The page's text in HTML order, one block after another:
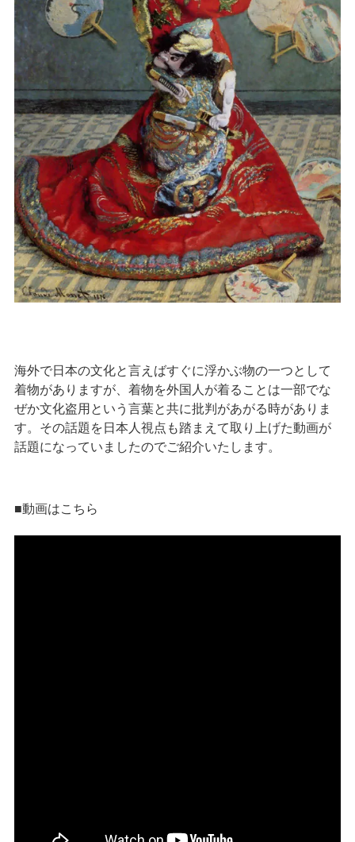
海外で日本の文化と言えばすぐに浮かぶ物の一つとして
着物がありますが、着物を外国人が着ることは一部でな
ぜか文化盗用という言葉と共に批判があがる時がありま
す。その話題を日本人視点も踏まえて取り上げた動画が
話題になっていましたのでご紹介いたします。
■動画はこちら